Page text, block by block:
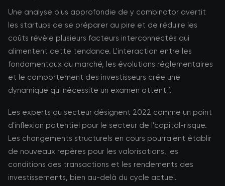
Une analyse plus approfondie de y combinator avertit
les startups de se préparer au pire et de réduire les
coûts révèle plusieurs facteurs interconnectés qui
alimentent cette tendance. L'interaction entre les
fondamentaux du marché, les évolutions réglementaires
et le comportement des investisseurs crée une
dynamique qui nécessite un examen attentif.
Les experts du secteur désignent 2022 comme un point
d'inflexion potentiel pour le secteur de l'capital-risque.
Les changements structurels en cours pourraient établir
de nouveaux repères pour les valorisations, les
conditions des transactions et les rendements des
investissements, bien au-delà du cycle actuel.